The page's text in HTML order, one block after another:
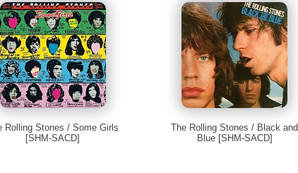
Rolling Stones / Some Girls
[SHM-SACD]
The Rolling Stones / Black and
Blue [SHM-SACD]